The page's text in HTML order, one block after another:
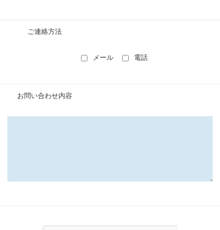
ご連絡方法
メール 電話
お問い合わせ内容